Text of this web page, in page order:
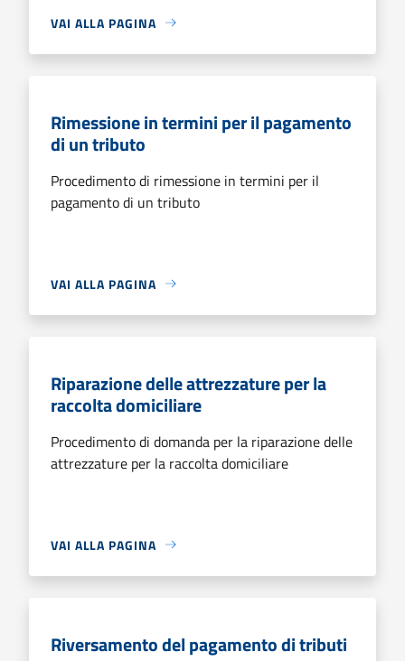
VAI ALLA PAGINA
Rimessione in termini per il pagamento
di un tributo
Procedimento di rimessione in termini per il
pagamento di un tributo
VAI ALLA PAGINA
Riparazione delle attrezzature per la
raccolta domiciliare
Procedimento di domanda per la riparazione delle
attrezzature per la raccolta domiciliare
VAI ALLA PAGINA
Riversamento del pagamento di tributi